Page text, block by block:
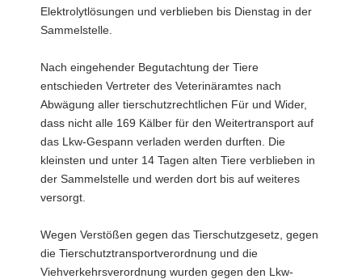
Elektrolytlösungen und verblieben bis Dienstag in der
Sammelstelle.
Nach eingehender Begutachtung der Tiere
entschieden Vertreter des Veterinäramtes nach
Abwägung aller tierschutzrechtlichen Für und Wider,
dass nicht alle 169 Kälber für den Weitertransport auf
das Lkw-Gespann verladen werden durften. Die
kleinsten und unter 14 Tagen alten Tiere verblieben in
der Sammelstelle und werden dort bis auf weiteres
versorgt.
Wegen Verstößen gegen das Tierschutzgesetz, gegen
die Tierschutztransportverordnung und die
Viehverkehrsverordnung wurden gegen den Lkw-